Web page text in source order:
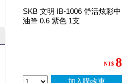
SKB 文明 IB-1006 舒活炫彩中
油筆 0.6 紫色 1支
NT$ 8
加入購物車